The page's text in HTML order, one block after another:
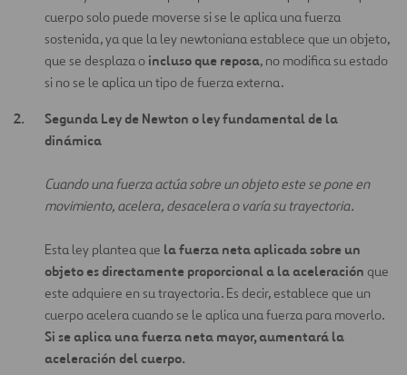
cuerpo solo puede moverse si se le aplica una fuerza
sostenida, ya que la ley newtoniana establece que un objeto,
que se desplaza o incluso que reposa, no modifica su estado
si no se le aplica un tipo de fuerza externa.
Segunda Ley de Newton o ley fundamental de la
dinámica
Cuando una fuerza actúa sobre un objeto este se pone en
movimiento, acelera, desacelera o varía su trayectoria.
Esta ley plantea que la fuerza neta aplicada sobre un
objeto es directamente proporcional a la aceleración que
este adquiere en su trayectoria. Es decir, establece que un
cuerpo acelera cuando se le aplica una fuerza para moverlo.
Si se aplica una fuerza neta mayor, aumentará la
aceleración del cuerpo.